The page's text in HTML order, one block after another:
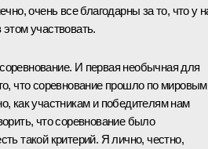
очень все благодарны за то, что у
участвовать.
И первая необычная для
что соревнование прошло по мировым
как участникам и победителям нам
что соревнование было
такой критерий. Я лично, честно,